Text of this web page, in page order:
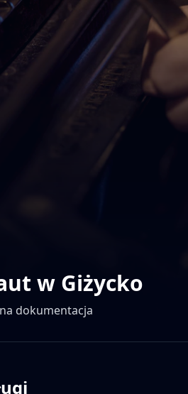
w Giżycko
dokumentacja